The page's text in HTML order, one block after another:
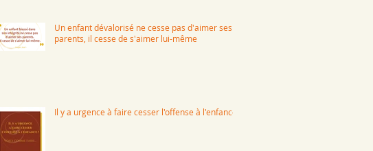
Un enfant dévalorisé ne cesse pas d'aimer ses
parents, il cesse de s'aimer lui-même
Il y a urgence à faire cesser l'offense à l'enfance